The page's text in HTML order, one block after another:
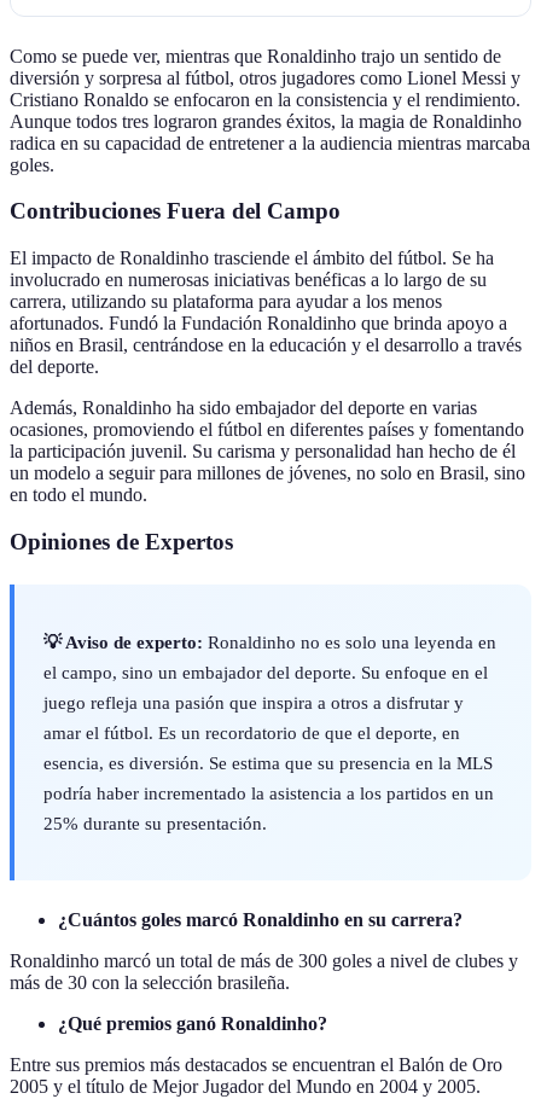
Como se puede ver, mientras que Ronaldinho trajo un sentido de
diversión y sorpresa al fútbol, otros jugadores como Lionel Messi y
Cristiano Ronaldo se enfocaron en la consistencia y el rendimiento.
Aunque todos tres lograron grandes éxitos, la magia de Ronaldinho
radica en su capacidad de entretener a la audiencia mientras marcaba
goles.
Contribuciones Fuera del Campo
El impacto de Ronaldinho trasciende el ámbito del fútbol. Se ha
involucrado en numerosas iniciativas benéficas a lo largo de su
carrera, utilizando su plataforma para ayudar a los menos
afortunados. Fundó la Fundación Ronaldinho que brinda apoyo a
niños en Brasil, centrándose en la educación y el desarrollo a través
del deporte.
Además, Ronaldinho ha sido embajador del deporte en varias
ocasiones, promoviendo el fútbol en diferentes países y fomentando
la participación juvenil. Su carisma y personalidad han hecho de él
un modelo a seguir para millones de jóvenes, no solo en Brasil, sino
en todo el mundo.
Opiniones de Expertos
💡 Aviso de experto: Ronaldinho no es solo una leyenda en
el campo, sino un embajador del deporte. Su enfoque en el
juego refleja una pasión que inspira a otros a disfrutar y
amar el fútbol. Es un recordatorio de que el deporte, en
esencia, es diversión. Se estima que su presencia en la MLS
podría haber incrementado la asistencia a los partidos en un
25% durante su presentación.
¿Cuántos goles marcó Ronaldinho en su carrera?
Ronaldinho marcó un total de más de 300 goles a nivel de clubes y
más de 30 con la selección brasileña.
¿Qué premios ganó Ronaldinho?
Entre sus premios más destacados se encuentran el Balón de Oro
2005 y el título de Mejor Jugador del Mundo en 2004 y 2005.